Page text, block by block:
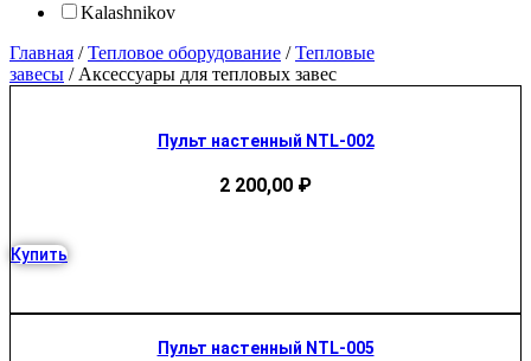
Kalashnikov
Главная /Тепловое оборудование /Тепловые
завесы / Аксессуары для тепловых завес
Пульт настенный NTL-002
2 200,00 ₽
Купить
Пульт настенный NTL-005